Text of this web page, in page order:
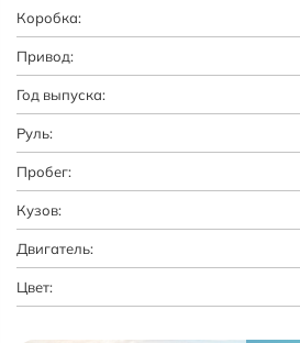
Коробка:
Привод:
Год выпуска:
Руль:
Пробег:
Кузов:
Двигатель:
Цвет: